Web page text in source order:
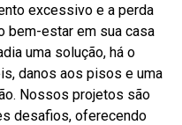
excessivo e a perda
bem-estar em sua casa
uma solução, há o
danos aos pisos e uma
Nossos projetos são
desafios, oferecendo